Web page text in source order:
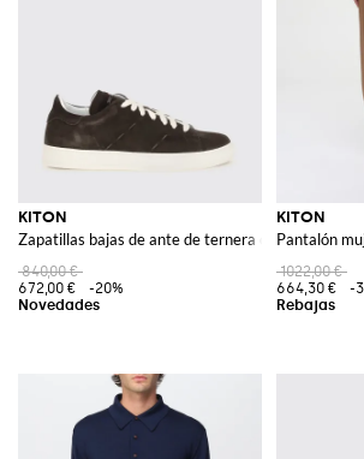
KITON
Zapatillas bajas de ante de ternera con tobillo
840,00 €
672,00 €
-20%
KITON
Pantalón
1022,00 €
664,30 €
-